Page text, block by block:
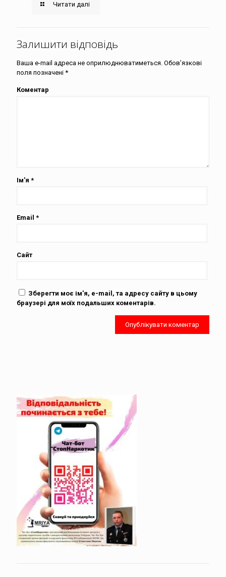
Читати далі
Залишити відповідь
Ваша e-mail адреса не оприлюднюватиметься. Обов’язкові
поля позначені *
Коментар
Ім'я *
Email *
Сайт
Зберегти моє ім'я, e-mail, та адресу сайту в цьому
браузері для моїх подальших коментарів.